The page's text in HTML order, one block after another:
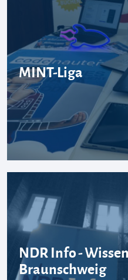
MINT-Liga
NDR Info -
Braunschweig